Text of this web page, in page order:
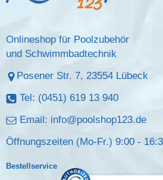
Onlineshop für Poolzubehör
und Schwimmbadtechnik
Posener Str. 7, 23554 Lübeck
Tel: (0451) 619 13 940
Email: info@poolshop123.de
Öffnungszeiten (Mo-Fr.) 9:00 -
Bestellservice